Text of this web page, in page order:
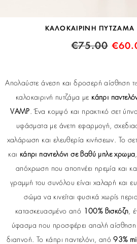
ΚΑΛΟΚΑΙΡΙΝΗ ΠΥΤΖΑΜΑ
€75.00 €
Απολαύστε άνεση και δροσερή αίσθηση τις
καλοκαιρινή πυτζάμα με κάπρι
VAMP . Ένα κομψό και πρακτικό σετ
υφάσματα με άνετη εφαρμογή,
χαλάρωση και ελευθερία κινήσεων. Το
και κάπρι παντελόνι σε βαθύ μπλε χρώμα
απόχρωση που αποπνέει ηρεμία και
γραμμή του συνόλου είναι χαλαρή και
σώμα να κινείται φυσικά χωρίς
κατασκευασμένο από
100% βισκόζη ,
ύφασμα που προσφέρει απαλή αίσθηση
διαπνοή. Το κάπρι παντελόνι, από93%